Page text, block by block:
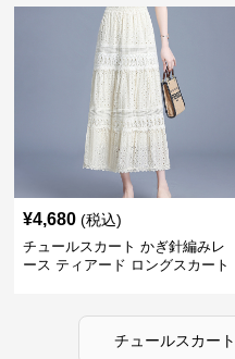
¥4,680 (税込)
チュールスカート かぎ針編みレ
ース ティアード ロングスカート
チュールスカート